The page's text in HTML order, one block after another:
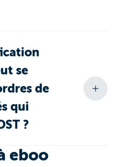
se
de
qui
?
eboo